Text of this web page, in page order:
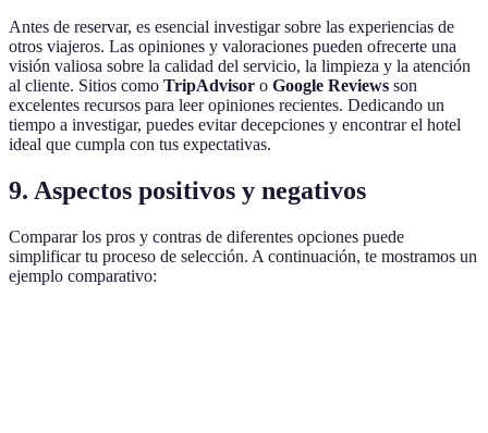
Antes de reservar, es esencial investigar sobre las experiencias de
otros viajeros. Las opiniones y valoraciones pueden ofrecerte una
visión valiosa sobre la calidad del servicio, la limpieza y la atención
al cliente. Sitios como TripAdvisor o Google Reviews son
excelentes recursos para leer opiniones recientes. Dedicando un
tiempo a investigar, puedes evitar decepciones y encontrar el hotel
ideal que cumpla con tus expectativas.
9. Aspectos positivos y negativos
Comparar los pros y contras de diferentes opciones puede
simplificar tu proceso de selección. A continuación, te mostramos un
ejemplo comparativo: